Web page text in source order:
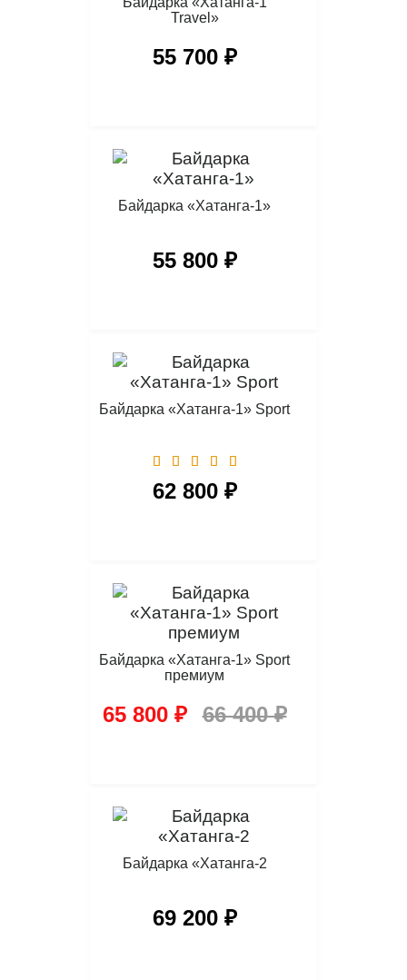
Travel»
55 700 ₽
Байдарка «Хатанга-1»
55 800 ₽
Байдарка «Хатанга-1» Sport
62 800 ₽
Байдарка «Хатанга-1» Sport
премиум
65 800 ₽ 66 400 ₽
Байдарка «Хатанга-2
69 200 ₽